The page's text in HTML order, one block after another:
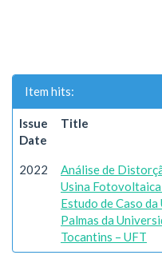
Item hits:
Issue
Date
Title
2022
Análise de
Usina Fotovoltaica
Estudo de Caso da
Palmas da
Tocantins – UFT